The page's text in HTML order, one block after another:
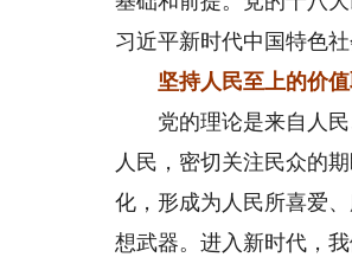
习近平新时代中国特色
坚持人民至上的价值
党的理论是来自人民
人民，密切关注民众的
化，形成为人民所喜爱
想武器。进入新时代，